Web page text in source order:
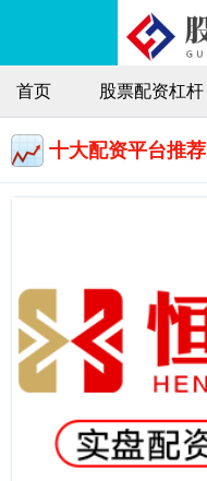
首页 股票配资杠杆
十大配资平台推荐